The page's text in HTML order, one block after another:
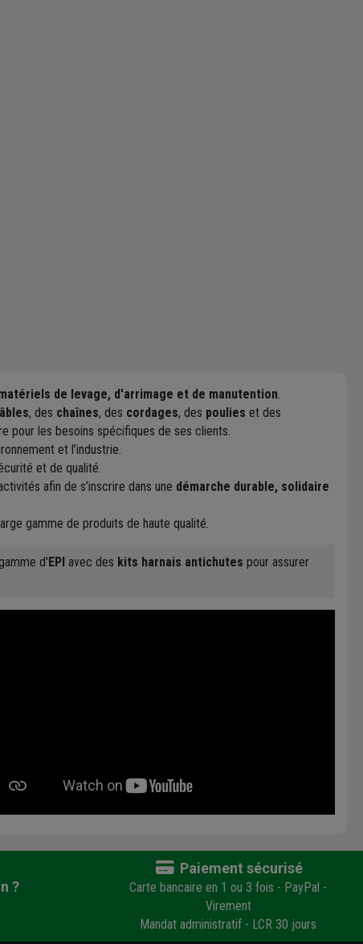
de levage, d'arrimage et de manutention.
, des chaînes, des cordages, des poulies et des
pour les besoins spécifiques de ses clients.
et l’industrie.
et de qualité.
afin de s’inscrire dans une démarche durable, solidaire
gamme de produits de haute qualité.
d' EPI avec des kits harnais antichutes pour assurer
?
Paiement sécurisé
Carte bancaire en 1 ou 3 fois - PayPal -
Virement
Mandat administratif - LCR 30 jours